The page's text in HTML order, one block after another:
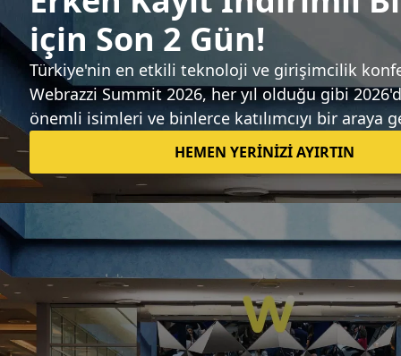
Sıradaki haber